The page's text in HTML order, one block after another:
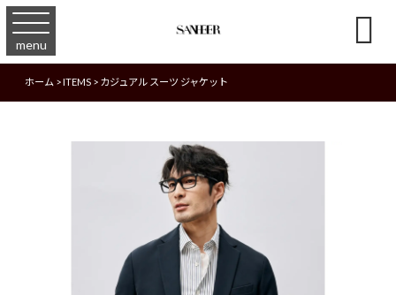
menu 
ホーム>ITEMS>カジュアル スーツ ジャケット